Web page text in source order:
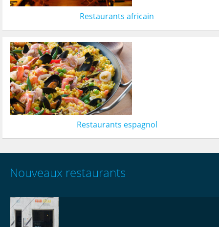
Restaurants africain
Restaurants espagnol
Nouveaux restaurants